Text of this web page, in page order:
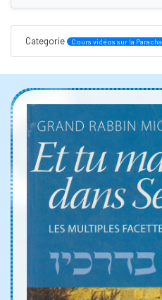
Categorie Cours vidéos sur la Paracha